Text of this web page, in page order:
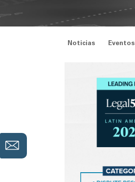
Noticias Eventos